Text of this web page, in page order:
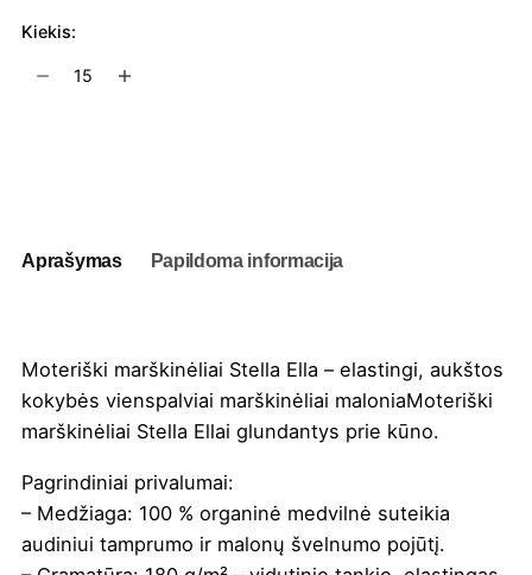
Kiekis:
produkto
Aprašymas Papildoma informacija
Moteriški marškinėliai Stella Ella – elastingi, aukštos
kokybės vienspalviai marškinėliai maloniaMoteriški
marškinėliai Stella Ellai glundantys prie kūno.
Pagrindiniai privalumai:
– Medžiaga: 100 % organinė medvilnė suteikia
audiniui tamprumo ir malonų švelnumo pojūtį.